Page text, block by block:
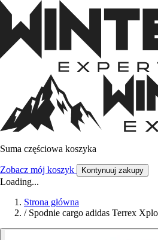
Suma częściowa koszyka
Zobacz mój koszyk Kontynuuj zakupy
Loading...
Strona główna
/ Spodnie cargo adidas Terrex